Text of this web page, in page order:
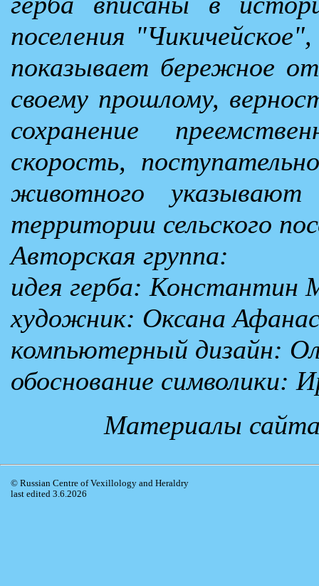
поселения
показывает бережное
своему прошлому,
сохранение
скорость,
животного указывают
территории сельского
Авторская группа:
идея герба: Константин
художник: Оксана
компьютерный дизайн:
обоснование символики:
Материалы
© Russian Centre of Vexillology and Heraldry
last edited 3.6.2026